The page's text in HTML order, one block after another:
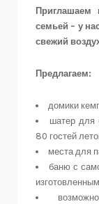
Приглашаем
семьей – у
свежий
Предлагаем:
домики
шатер для
80 гостей
места для
баню с